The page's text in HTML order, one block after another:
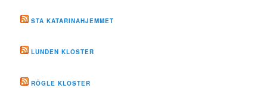
STA KATARINAHJEMMET
LUNDEN KLOSTER
RÖGLE KLOSTER